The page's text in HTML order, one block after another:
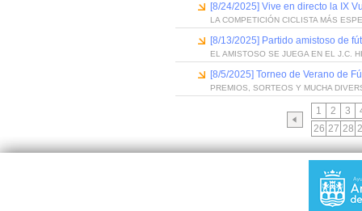
[8/24/2025] Vive en directo la IX
LA COMPETICIÓN CICLISTA MÁS
[8/13/2025] Partido amistoso de
EL AMISTOSO SE JUEGA EN EL J.C.
[8/5/2025] Torneo de Verano de
PREMIOS, SORTEOS Y MUCHA
1 2 3
26 27 28